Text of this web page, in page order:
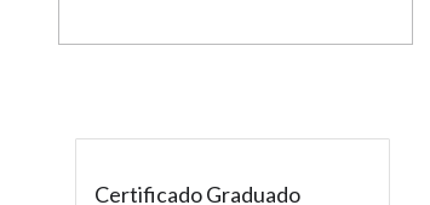
Certificado Graduado